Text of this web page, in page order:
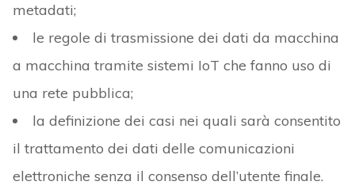
metadati;
le regole di trasmissione dei dati da macchina
a macchina tramite sistemi IoT che fanno uso di
una rete pubblica;
la definizione dei casi nei quali sarà consentito
il trattamento dei dati delle comunicazioni
elettroniche senza il consenso dell’utente finale.